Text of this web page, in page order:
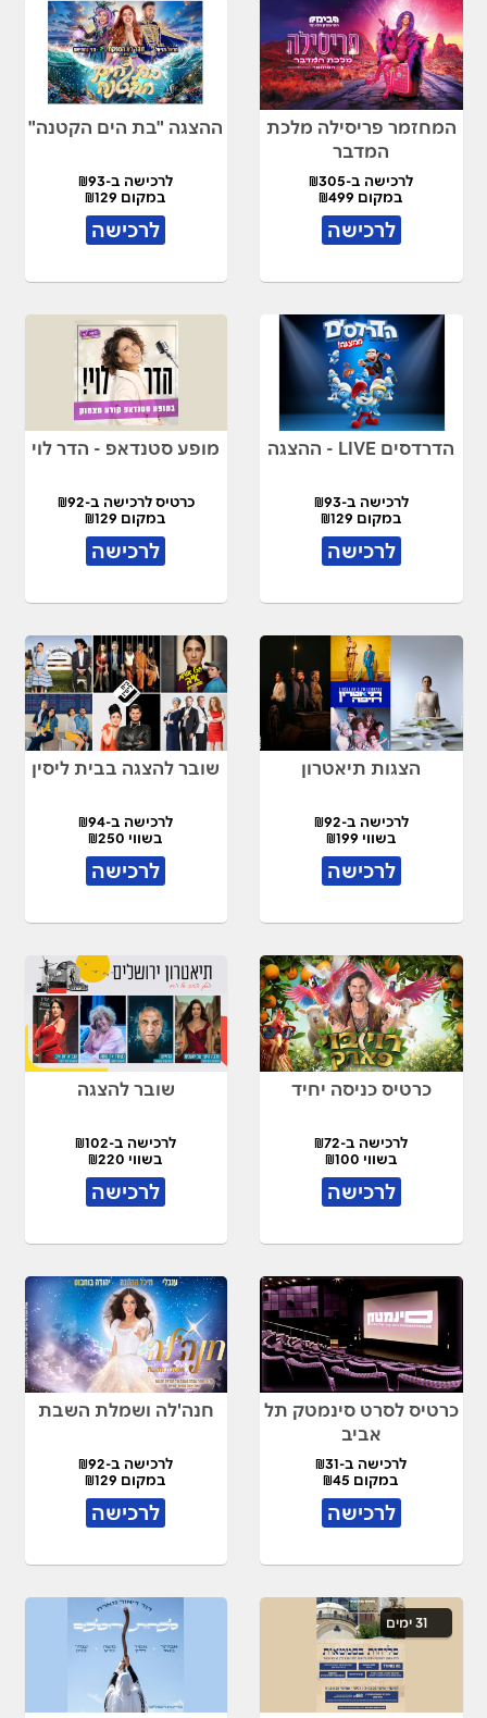
המחזמר פריסילה מלכת
המדבר
לרכישה ב-₪305
במקום ₪499
לרכישה
ההצגה "בת הים הקטנה"
לרכישה ב-₪93
במקום ₪129
לרכישה
הדרדסים LIVE - ההצגה
לרכישה ב-₪93
במקום ₪129
לרכישה
מופע סטנדאפ - הדר לוי
כרטיס לרכישה ב-₪92
במקום ₪129
לרכישה
הצגות תיאטרון
לרכישה ב-₪92
בשווי ₪199
לרכישה
שובר להצגה בבית ליסין
לרכישה ב-₪94
בשווי ₪250
לרכישה
כרטיס כניסה יחיד
לרכישה ב-₪72
בשווי ₪100
לרכישה
שובר להצגה
לרכישה ב-₪102
בשווי ₪220
לרכישה
כרטיס לסרט סינמטק תל
אביב
לרכישה ב-₪31
במקום ₪45
לרכישה
חנה'לה ושמלת השבת
לרכישה ב-₪92
במקום ₪129
לרכישה
31 ימים